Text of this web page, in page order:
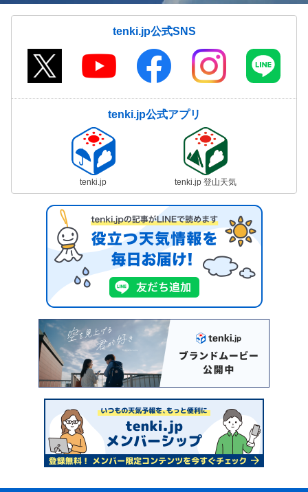
tenki.jp公式SNS
tenki.jp公式アプリ
tenki.jp tenki.jp 登山天気